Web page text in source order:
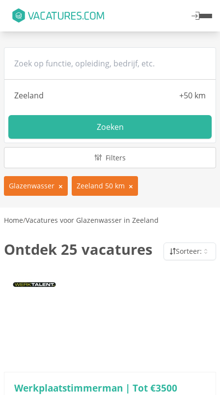
Zoeken
Filters
Glazenwasser Zeeland 50 km
Home/Vacatures voor Glazenwasser in Zeeland
Ontdek 25 vacatures Sorteer:
Werkplaatstimmerman | Tot €3500